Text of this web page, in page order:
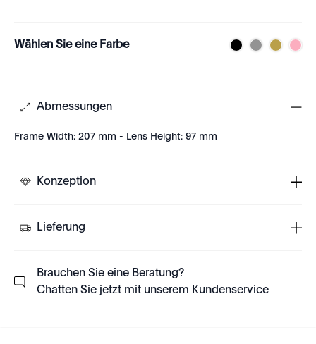
Wählen Sie eine Farbe
Abmessungen
Frame Width: 207 mm - Lens Height: 97 mm
Konzeption
Lieferung
Brauchen Sie eine Beratung?
Chatten Sie jetzt mit unserem Kundenservice